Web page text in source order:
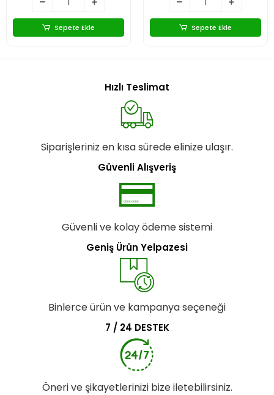
Sepete Ekle Sepete Ekle
Hızlı Teslimat
Siparişleriniz en kısa sürede elinize ulaşır.
Güvenli Alışveriş
Güvenli ve kolay ödeme sistemi
Geniş Ürün Yelpazesi
Binlerce ürün ve kampanya seçeneği
7 / 24 DESTEK
Öneri ve şikayetlerinizi bize iletebilirsiniz.